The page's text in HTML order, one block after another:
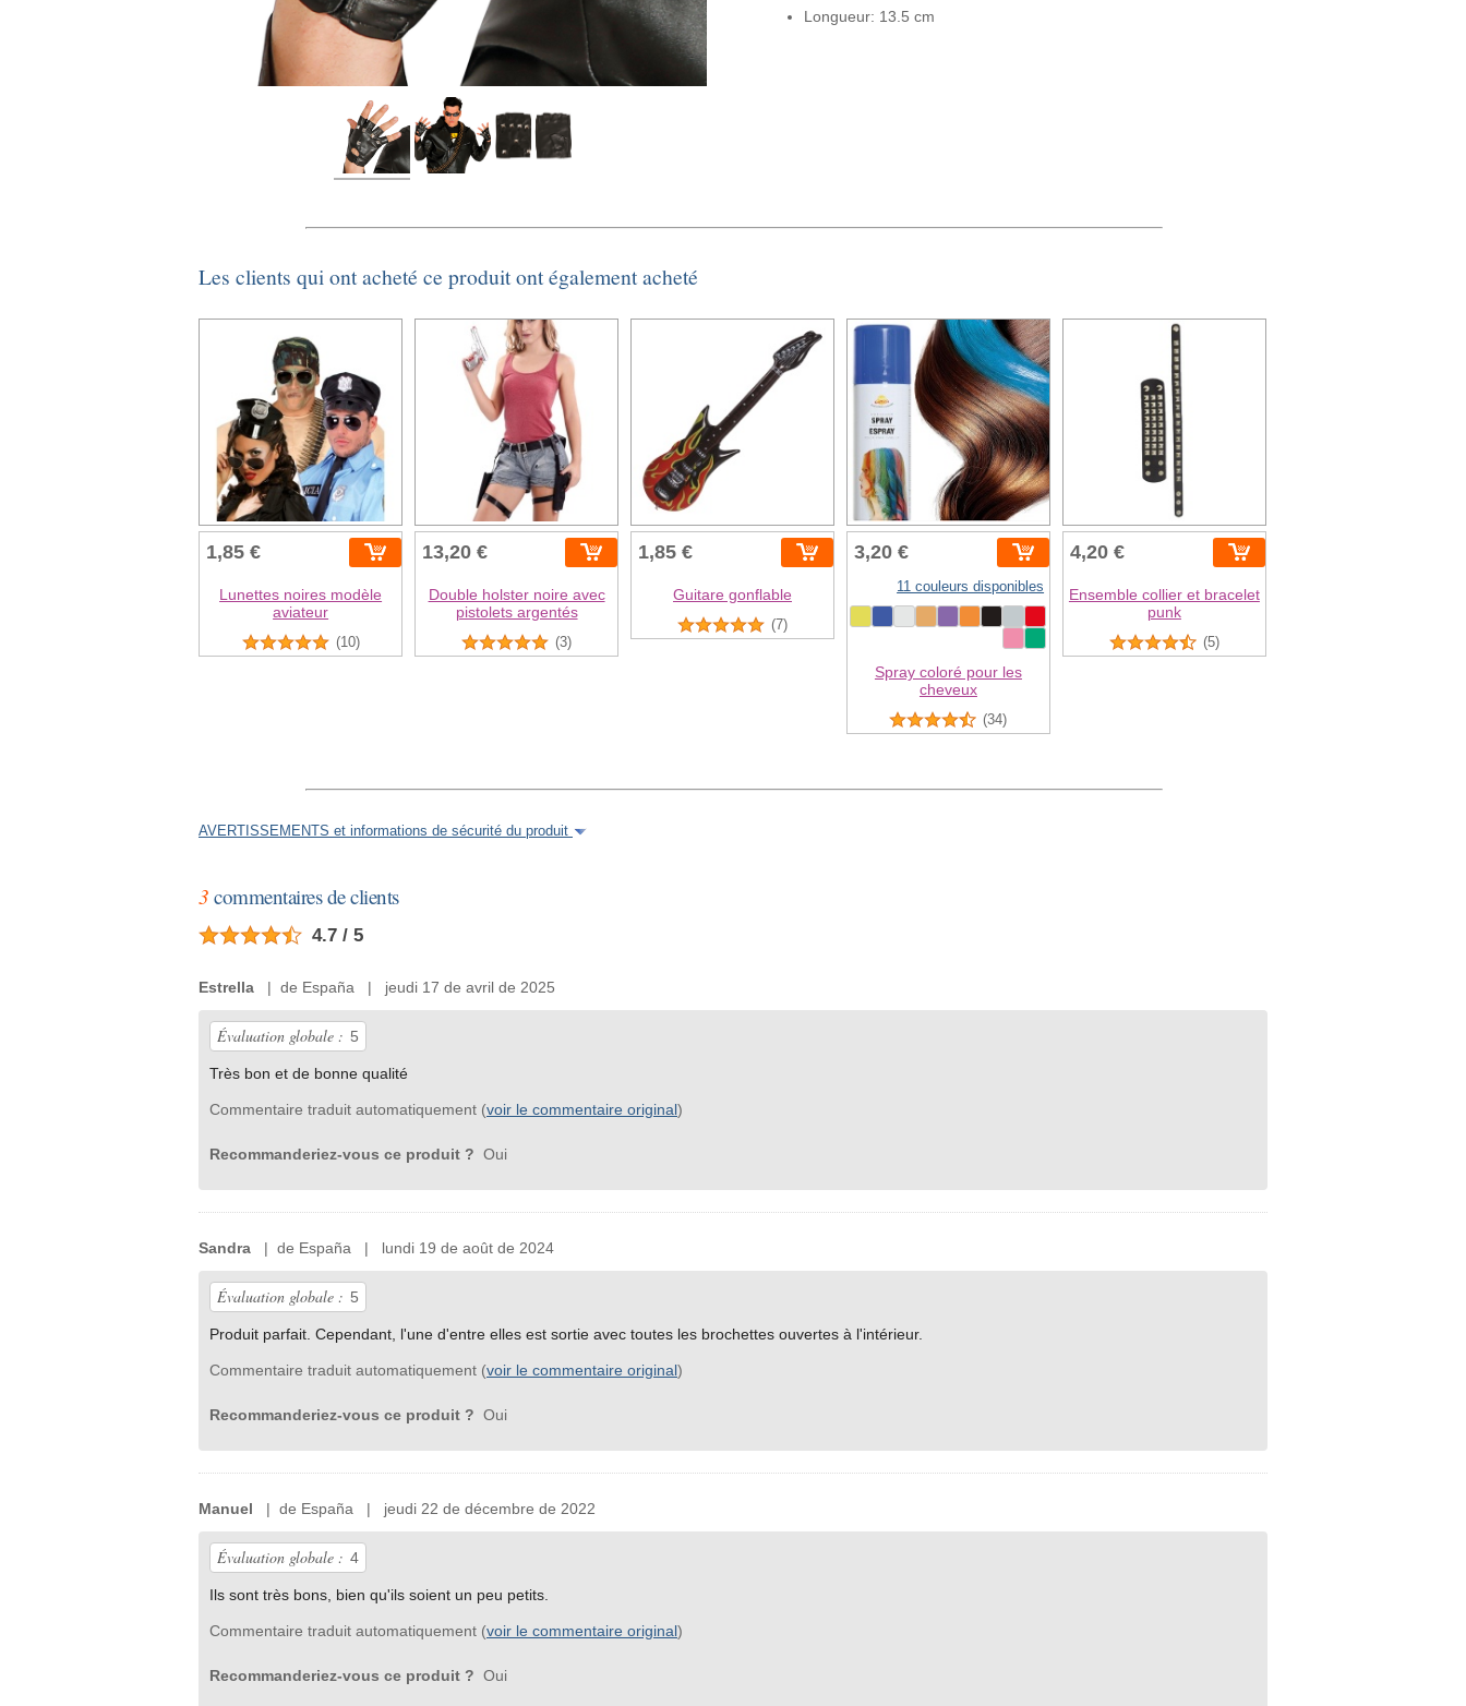
Longueur: 13.5 cm
Les clients qui ont acheté ce produit ont également acheté
1,85 €
Lunettes noires modèle
aviateur
(10)
13,20 €
Double holster noire avec
pistolets argentés
(3)
1,85 €
Guitare gonflable
(7)
3,20 €
11 couleurs disponibles
Spray coloré pour les
cheveux
(34)
4,20 €
Ensemble collier et bracelet
punk
(5)
AVERTISSEMENTS et informations de sécurité du produit
3 commentaires de clients
4.7 / 5
Estrella | de España | jeudi 17 de avril de 2025
Évaluation globale : 5
Très bon et de bonne qualité
Commentaire traduit automatiquement (voir le commentaire original)
Recommanderiez-vous ce produit ? Oui
Sandra | de España | lundi 19 de août de 2024
Évaluation globale : 5
Produit parfait. Cependant, l'une d'entre elles est sortie avec toutes les brochettes ouvertes à l'intérieur.
Commentaire traduit automatiquement (voir le commentaire original)
Recommanderiez-vous ce produit ? Oui
Manuel | de España | jeudi 22 de décembre de 2022
Évaluation globale : 4
Ils sont très bons, bien qu'ils soient un peu petits.
Commentaire traduit automatiquement (voir le commentaire original)
Recommanderiez-vous ce produit ? Oui